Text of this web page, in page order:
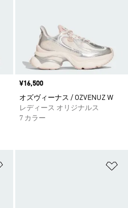
価格
¥16,500
オズヴィーナス / OZVENUZ W
レディース オリジナルス
7 カラー